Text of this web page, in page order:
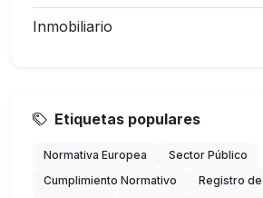
Inmobiliario
Etiquetas populares
Normativa Europea
Sector Público
Cumplimiento Normativo
Registro